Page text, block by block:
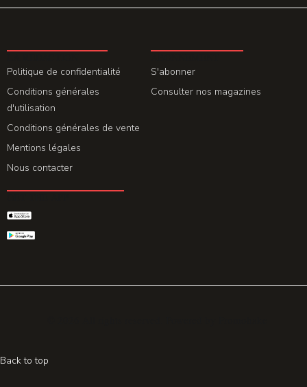
Politique de confidentialité
Conditions générales
d'utilisation
Conditions générales de vente
Mentions légales
Nous contacter
S'abonner
Consulter nos magazines
Back to top